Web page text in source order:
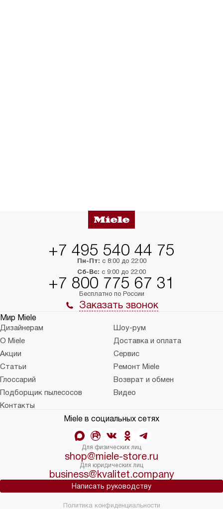
+7 495 540 44 75
Пн-Пт: с 8:00 до 22:00
Сб-Вс: с 9:00 до 22:00
+7 800 775 67 31
Бесплатно по России
Заказать звонок
Мир Miele
Дизайнерам
Шоу-рум
О Miele
Доставка и оплата
Акции
Сервис
Статьи
Ремонт Miele
Глоссарий
Возврат и обмен
Подборщик пылесосов
Видео
Контакты
Miele в социальных сетях
Для физических лиц
shop@miele-store.ru
Для юридических лиц
business@kvalitet.company
Написать руководству
Политика конфиденциальности